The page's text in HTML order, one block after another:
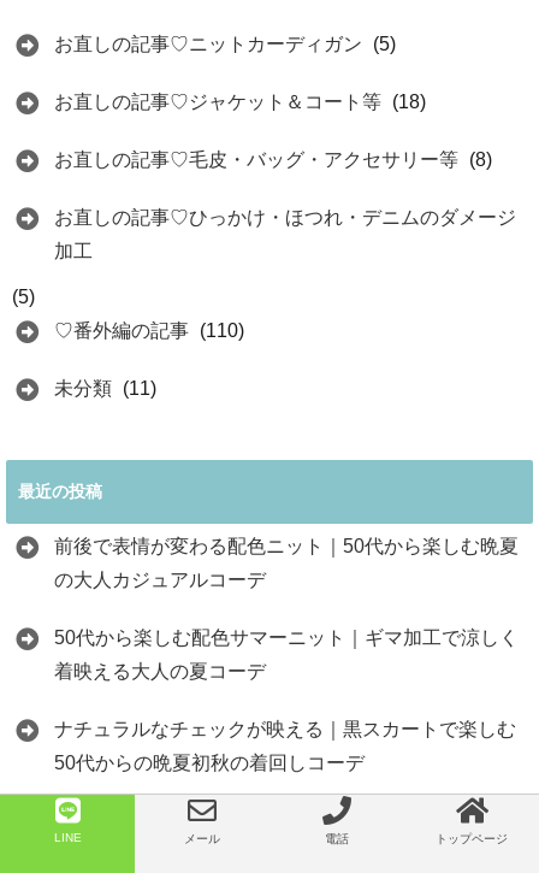
お直しの記事♡ニットカーディガン (5)
お直しの記事♡ジャケット＆コート等 (18)
お直しの記事♡毛皮・バッグ・アクセサリー等 (8)
お直しの記事♡ひっかけ・ほつれ・デニムのダメージ
加工
(5)
♡番外編の記事 (110)
未分類 (11)
最近の投稿
前後で表情が変わる配色ニット｜50代から楽しむ晩夏
の大人カジュアルコーデ
50代から楽しむ配色サマーニット｜ギマ加工で涼しく
着映える大人の夏コーデ
ナチュラルなチェックが映える｜黒スカートで楽しむ
50代からの晩夏初秋の着回しコーデ
肩の力を抜いて美しく｜前後配色のカットワンピース
LINE メール 電話 トップページ